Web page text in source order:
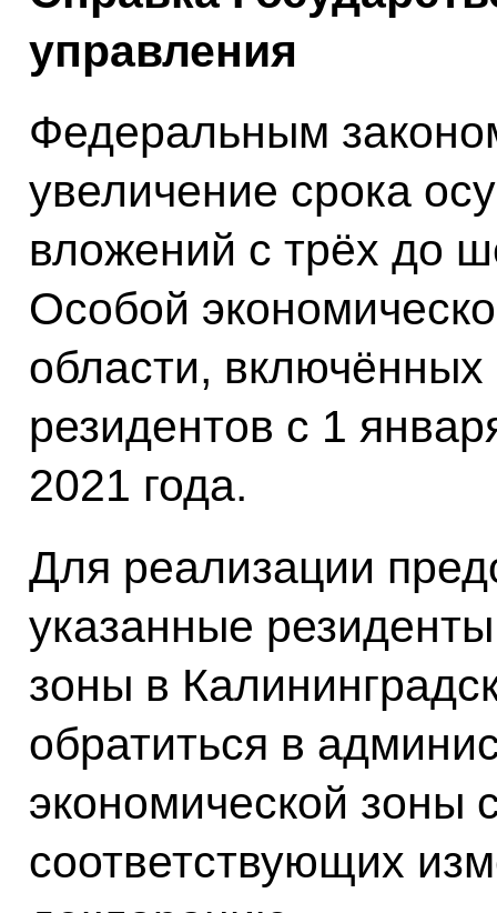
управления
Федеральным
увеличение срока
вложений с трёх до
Особой
области,
резидентов с 1
2021 года.
Для реализации
указанные
зоны в
обратиться в
экономической зоны
соответствующих